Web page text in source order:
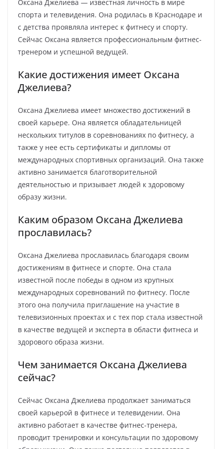
Оксана Джелиева — известная личность в мире
спорта и телевидения. Она родилась в Краснодаре и
с детства проявляла интерес к фитнесу и спорту.
Сейчас Оксана является профессиональным фитнес-
тренером и успешной ведущей.
Какие достижения имеет Оксана
Джелиева?
Оксана Джелиева имеет множество достижений в
своей карьере. Она является обладательницей
нескольких титулов в соревнованиях по фитнесу, а
также у нее есть сертификаты и дипломы от
международных спортивных организаций. Она также
активно занимается благотворительной
деятельностью и призывает людей к здоровому
образу жизни.
Каким образом Оксана Джелиева
прославилась?
Оксана Джелиева прославилась благодаря своим
достижениям в фитнесе и спорте. Она стала
известной после победы в одном из крупных
международных соревнований по фитнесу. После
этого она получила приглашение на участие в
телевизионных проектах и с тех пор стала известной
в качестве ведущей и эксперта в области фитнеса и
здорового образа жизни.
Чем занимается Оксана Джелиева
сейчас?
Сейчас Оксана Джелиева продолжает заниматься
своей карьерой в фитнесе и телевидении. Она
активно работает в качестве фитнес-тренера,
проводит тренировки и консультации по здоровому